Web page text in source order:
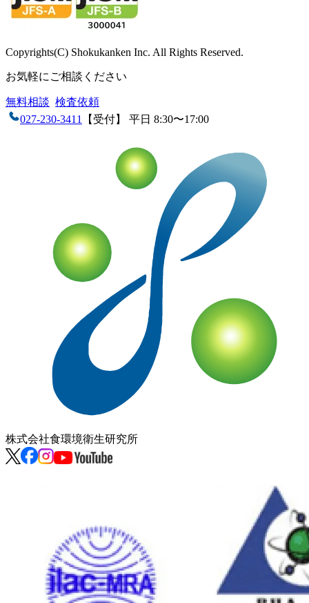
Copyrights(C) Shokukanken Inc. All Rights Reserved.
お気軽にご相談ください
無料相談 検査依頼
027-230-3411
【受付】 平日 8:30〜17:00
株式会社食環境衛生研究所